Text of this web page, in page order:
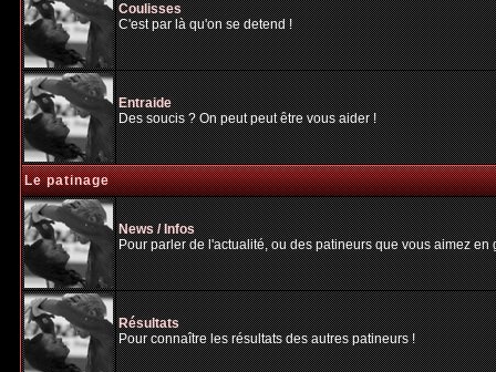
Coulisses
C'est par là qu'on se detend !
Entraide
Des soucis ? On peut peut être vous aider !
Le patinage
News / Infos
Pour parler de l'actualité, ou des patineurs que vous aimez
Résultats
Pour connaître les résultats des autres patineurs !